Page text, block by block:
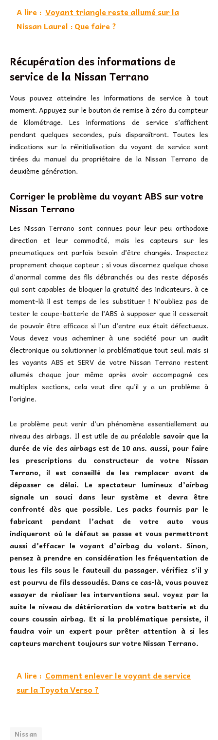
A lire : Voyant triangle reste allumé sur la
Nissan Laurel : Que faire ?
Récupération des informations de
service de la Nissan Terrano
Vous pouvez atteindre les informations de service à tout
moment. Appuyez sur le bouton de remise à zéro du compteur
de kilométrage. Les informations de service s’affichent
pendant quelques secondes, puis disparaîtront. Toutes les
indications sur la réinitialisation du voyant de service sont
tirées du manuel du propriétaire de la Nissan Terrano de
deuxième génération.
Corriger le problème du voyant ABS sur votre
Nissan Terrano
Les Nissan Terrano sont connues pour leur peu orthodoxe
direction et leur commodité, mais les capteurs sur les
pneumatiques ont parfois besoin d’être changés. Inspectez
proprement chaque capteur ; si vous discernez quelque chose
d’anormal comme des fils débranchés ou des reste déposés
qui sont capables de bloquer la gratuité des indicateurs, à ce
moment-là il est temps de les substituer ! N’oubliez pas de
tester le coupe-batterie de l’ABS à supposer que il cesserait
de pouvoir être efficace si l’un d’entre eux était défectueux.
Vous devez vous acheminer à une société pour un audit
électronique ou solutionner la problématique tout seul, mais si
les voyants ABS et SERV de votre Nissan Terrano restent
allumés chaque jour même après avoir accompagné ces
multiples sections, cela veut dire qu’il y a un problème à
l’origine.
Le problème peut venir d’un phénomène essentiellement au
niveau des airbags. Il est utile de au préalable savoir que la
durée de vie des airbags est de 10 ans. aussi, pour faire
les prescriptions du constructeur de votre Nissan
Terrano, il est conseillé de les remplacer avant de
dépasser ce délai. Le spectateur lumineux d’airbag
signale un souci dans leur système et devra être
confronté dès que possible. Les packs fournis par le
fabricant pendant l’achat de votre auto vous
indiqueront où le défaut se passe et vous permettront
aussi d’effacer le voyant d’airbag du volant. Sinon,
pensez à prendre en considération les fréquentation de
tous les fils sous le fauteuil du passager. vérifiez s’il y
est pourvu de fils dessoudés. Dans ce cas-là, vous pouvez
essayer de réaliser les interventions seul. voyez par la
suite le niveau de détérioration de votre batterie et du
cours coussin airbag. Et si la problématique persiste, il
faudra voir un expert pour prêter attention à si les
capteurs marchent toujours sur votre Nissan Terrano.
A lire : Comment enlever le voyant de service
sur la Toyota Verso ?
Nissan